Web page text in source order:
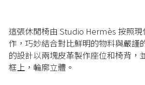
這張休閒椅由 Studio Hermès 按照現
作，巧妙結合對比鮮明的物料與嚴謹
的設計以兩塊皮革製作座位和椅背，
框上，輪廓立體。